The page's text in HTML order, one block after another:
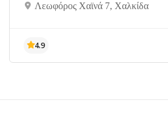
Λεωφόρος Χαϊνά 7, Χαλκίδα